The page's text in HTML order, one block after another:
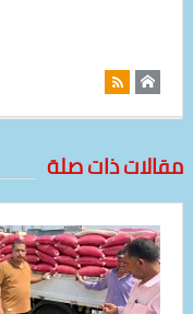
مقالات ذات صلة